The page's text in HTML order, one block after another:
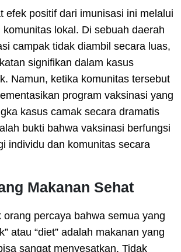
efek positif dari imunisasi ini melalui
lokal. Di sebuah daerah
campak tidak diambil secara luas,
signifikan dalam kasus
Namun, ketika komunitas tersebut
program vaksinasi yang
kasus camak secara dramatis
bukti bahwa vaksinasi berfungsi
individu dan komunitas secara
Makanan Sehat
orang percaya bahwa semua yang
atau “diet” adalah makanan yang
sangat menyesatkan. Tidak